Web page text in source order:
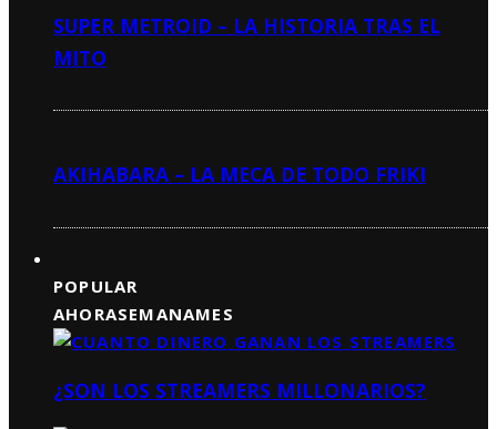
SUPER METROID – LA HISTORIA TRAS EL
MITO
AKIHABARA – LA MECA DE TODO FRIKI
POPULAR
AHORASEMANAMES
¿SON LOS STREAMERS MILLONARIOS?